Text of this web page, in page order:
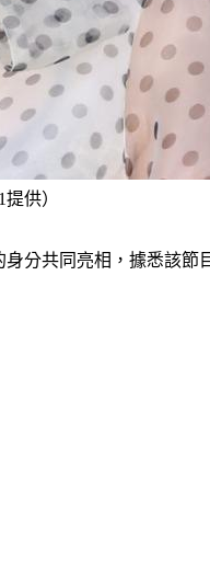
供）
分共同亮相，據悉該節